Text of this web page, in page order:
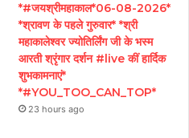
*#जयश्रीमहाकाल*06-08-2026*
*श्रावण के पहले गुरुवार* *श्री
महाकालेश्वर ज्योतिर्लिंग जी के भस्म
आरती श्रृंगार दर्शन #live कीं हार्दिक
शुभकामनाएं*
*#YOU_TOO_CAN_TOP*
23 hours ago